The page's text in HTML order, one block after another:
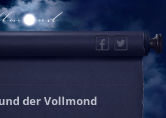
FacebookTwitter
Karten
der Vollmond